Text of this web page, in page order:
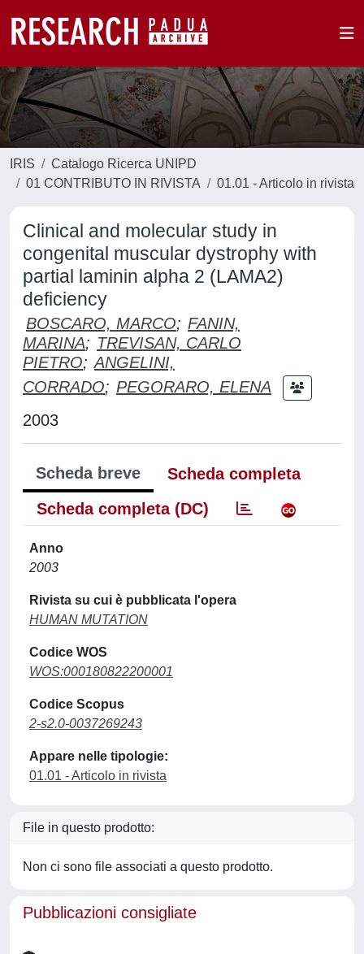
IRIS
Catalogo Ricerca UNIPD
01 CONTRIBUTO IN RIVISTA
01.01 - Articolo in rivista
Clinical and molecular study in
congenital muscular dystrophy with
partial laminin alpha 2 (LAMA2)
deficiency
BOSCARO, MARCO; FANIN,
MARINA; TREVISAN, CARLO
PIETRO; ANGELINI,
CORRADO; PEGORARO, ELENA
2003
Scheda breve
Scheda completa
Scheda completa (DC)
Anno
2003
Rivista su cui è pubblicata l'opera
HUMAN MUTATION
Codice WOS
WOS:000180822200001
Codice Scopus
2-s2.0-0037269243
Appare nelle tipologie:
01.01 - Articolo in rivista
File in questo prodotto:
Non ci sono file associati a questo prodotto.
Pubblicazioni consigliate